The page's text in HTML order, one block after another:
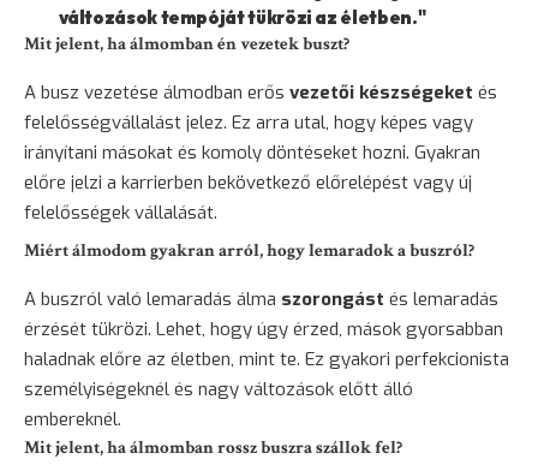
változások tempóját tükrözi az életben."
Mit jelent, ha álmomban én vezetek buszt?
A busz vezetése álmodban erős vezetői készségeket és
felelősségvállalást jelez. Ez arra utal, hogy képes vagy
irányítani másokat és komoly döntéseket hozni. Gyakran
előre jelzi a karrierben bekövetkező előrelépést vagy új
felelősségek vállalását.
Miért álmodom gyakran arról, hogy lemaradok a buszról?
A buszról való lemaradás álma szorongást és lemaradás
érzését tükrözi. Lehet, hogy úgy érzed, mások gyorsabban
haladnak előre az életben, mint te. Ez gyakori perfekcionista
személyiségeknél és nagy változások előtt álló
embereknél.
Mit jelent, ha álmomban rossz buszra szállok fel?